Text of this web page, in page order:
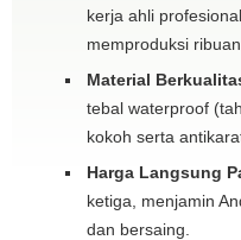
kerja ahli
memproduksi
Material
tebal waterproof
kokoh serta
Harga Langsung
ketiga, menjamin
dan bersaing.